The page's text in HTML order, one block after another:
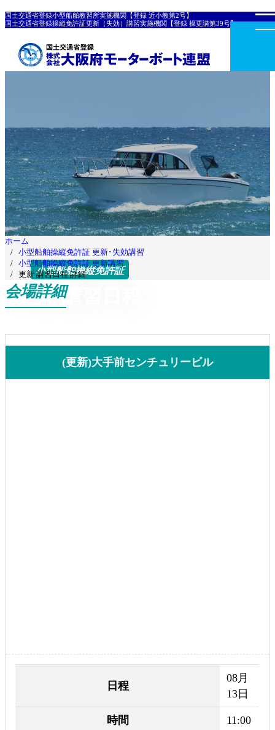
国土交通省登録小型船舶教習所実施機関【登録 近小教第2号】
国土交通省登録操縦免許証更新（失効）講習実施機関【登録 操更講第39号】
小型船舶操縦免許証
更新 講習日程
ホーム
小型船舶操縦免許証 更新･失効講習
小型船舶操縦免許証 更新講習
更新 講習日程 詳細
会場詳細
(更新)大手前センチュリービル
日程
08月
13日
時間 11:00